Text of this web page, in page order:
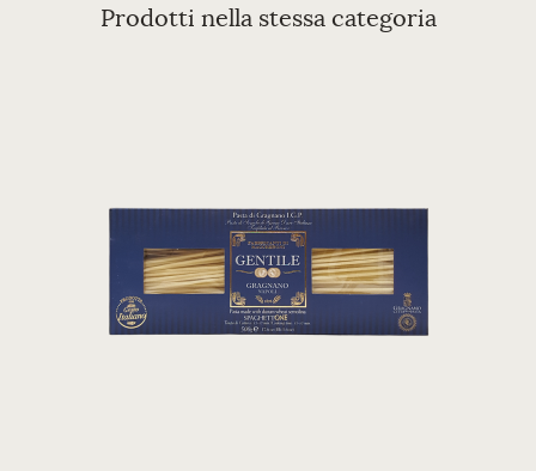
Prodotti nella stessa categoria